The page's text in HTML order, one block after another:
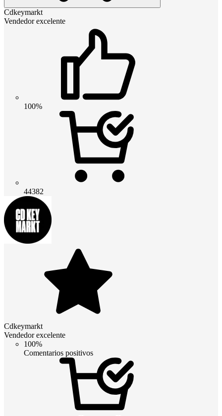
Cdkeymarkt
Vendedor excelente
100%
44382
Cdkeymarkt
Vendedor excelente
100%
Comentarios positivos